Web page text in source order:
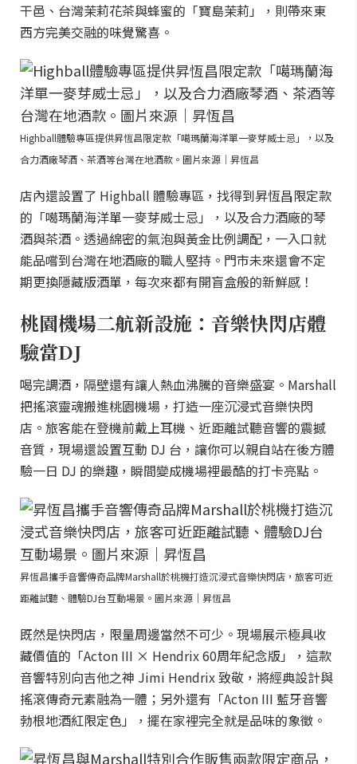
干邑、台灣茉莉花茶與蜂蜜的「寶島茉莉」，則帶來東
西方完美交融的味覺驚喜。
Highball體驗專區提供昇恆昌限定款「噶瑪蘭海洋單一麥芽威士忌」，以及
合力酒廠琴酒、茶酒等台灣在地酒款。圖片來源｜昇恆昌
店內還設置了 Highball 體驗專區，找得到昇恆昌限定款
的「噶瑪蘭海洋單一麥芽威士忌」，以及合力酒廠的琴
酒與茶酒。透過綿密的氣泡與黃金比例調配，一入口就
能品嚐到台灣在地酒廠的職人堅持。門市未來還會不定
期更換隱藏版酒單，每次來都有開盲盒般的新鮮感！
桃園機場二航新設施：音樂快閃店體
驗當DJ
喝完調酒，隔壁還有讓人熱血沸騰的音樂盛宴。Marshall
把搖滾靈魂搬進桃園機場，打造一座沉浸式音樂快閃
店。旅客能在登機前戴上耳機、近距離試聽音響的震撼
音質，現場還設置互動 DJ 台，讓你可以親自站在後方體
驗一日 DJ 的樂趣，瞬間變成機場裡最酷的打卡亮點。
昇恆昌攜手音響傳奇品牌Marshall於桃機打造沉浸式音樂快閃店，旅客可近
距離試聽、體驗DJ台互動場景。圖片來源｜昇恆昌
既然是快閃店，限量周邊當然不可少。現場展示極具收
藏價值的「Acton III × Hendrix 60周年紀念版」，這款
音響特別向吉他之神 Jimi Hendrix 致敬，將經典設計與
搖滾傳奇元素融為一體；另外還有「Acton III 藍牙音響
勃根地酒紅限定色」，擺在家裡完全就是品味的象徵。